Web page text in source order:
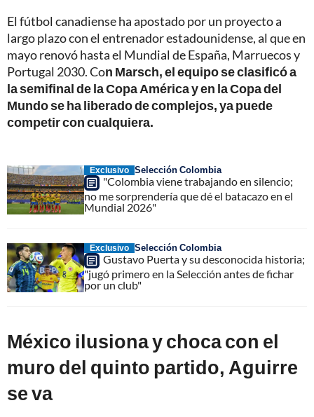
El fútbol canadiense ha apostado por un proyecto a
largo plazo con el entrenador estadounidense, al que en
mayo renovó hasta el Mundial de España, Marruecos y
Portugal 2030. Con Marsch, el equipo se clasificó a
la semifinal de la Copa América y en la Copa del
Mundo se ha liberado de complejos, ya puede
competir con cualquiera.
Exclusivo Selección Colombia
"Colombia viene trabajando en silencio;
no me sorprendería que dé el batacazo en el
Mundial 2026"
Exclusivo Selección Colombia
Gustavo Puerta y su desconocida historia;
"jugó primero en la Selección antes de fichar
por un club"
México ilusiona y choca con el
muro del quinto partido, Aguirre
se va